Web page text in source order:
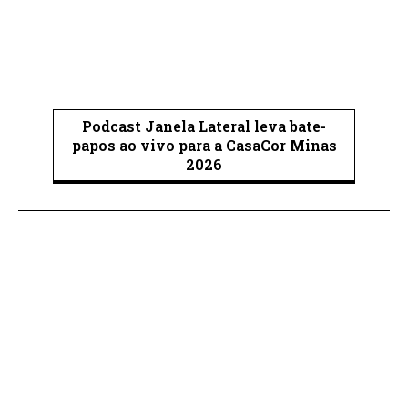
Podcast Janela Lateral leva bate-
papos ao vivo para a CasaCor Minas
2026